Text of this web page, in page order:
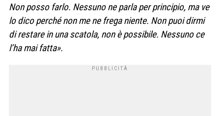
Non posso farlo. Nessuno ne parla per principio, ma ve
lo dico perché non me ne frega niente. Non puoi dirmi
di restare in una scatola, non è possibile. Nessuno ce
l’ha mai fatta».